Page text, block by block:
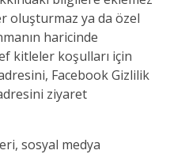
oluşturmaz ya da özel
haricinde
kitleler koşulları için
Facebook Gizlilik
ziyaret
sosyal medya